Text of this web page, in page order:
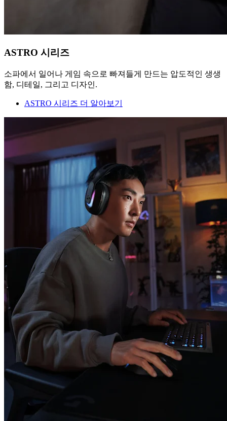
ASTRO 시리즈
소파에서 일어나 게임 속으로 빠져들게 만드는 압도적인 생생
함, 디테일, 그리고 디자인.
ASTRO 시리즈 더 알아보기